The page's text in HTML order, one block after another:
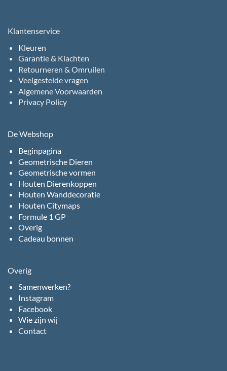
Klantenservice
Kleuren
Garantie & Klachten
Retourneren & Omruilen
Veelgestelde vragen
Algemene Voorwaarden
Privacy Policy
De Webshop
Beginpagina
Geometrische Dieren
Geometrische vormen
Houten Dierenkoppen
Houten Wanddecoratie
Houten Citymaps
Formule 1 GP
Overig
Cadeau bonnen
Overig
Samenwerken?
Instagram
Facebook
Wie zijn wij
Contact